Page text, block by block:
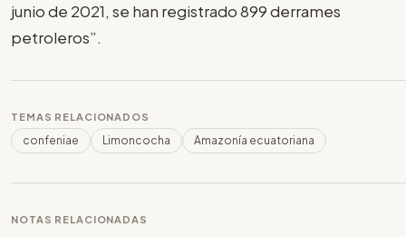
junio de 2021, se han registrado 899 derrames
petroleros”.
TEMAS RELACIONADOS
confeniae Limoncocha Amazonía ecuatoriana
NOTAS RELACIONADAS